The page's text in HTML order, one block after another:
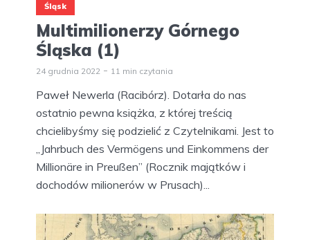
Śląsk
Multimilionerzy Górnego
Śląska (1)
24 grudnia 2022 11 min czytania
Paweł Newerla (Racibórz). Dotarła do nas
ostatnio pewna książka, z której treścią
chcielibyśmy się podzielić z Czytelnikami. Jest to
„Jahrbuch des Vermögens und Einkommens der
Millionäre in Preußen” (Rocznik majątków i
dochodów milionerów w Prusach)...